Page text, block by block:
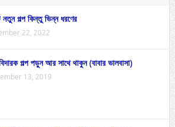
নতুন গল্প কিন্তু ভিন্ন ধরণের
22, 2022
গল্প পড়ুন আর সাথে থাকুন (বাবার ভালবাসা)
13, 2019